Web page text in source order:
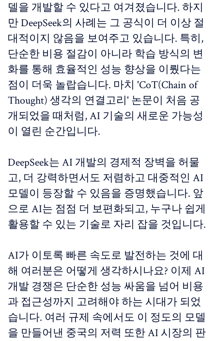
델을 개발할 수 있다고 여겨졌습니다. 하지
만 DeepSeek의 사례는 그 공식이 더 이상 절
대적이지 않음을 보여주고 있습니다. 특히,
단순한 비용 절감이 아니라 학습 방식의 변
화를 통해 효율적인 성능 향상을 이뤘다는
점이 더욱 놀랍습니다. 마치 'CoT(Chain of
Thought) 생각의 연결고리' 논문이 처음 공
개되었을 때처럼, AI 기술의 새로운 가능성
이 열린 순간입니다.
DeepSeek는 AI 개발의 경제적 장벽을 허물
고, 더 강력하면서도 저렴하고 대중적인 AI
모델이 등장할 수 있음을 증명했습니다. 앞
으로 AI는 점점 더 보편화되고, 누구나 쉽게
활용할 수 있는 기술로 자리 잡을 것입니다.
AI가 이토록 빠른 속도로 발전하는 것에 대
해 여러분은 어떻게 생각하시나요? 이제 AI
개발 경쟁은 단순한 성능 싸움을 넘어 비용
과 접근성까지 고려해야 하는 시대가 되었
습니다. 여러 규제 속에서도 이 정도의 모델
을 만들어낸 중국의 저력 또한 AI 시장의 판